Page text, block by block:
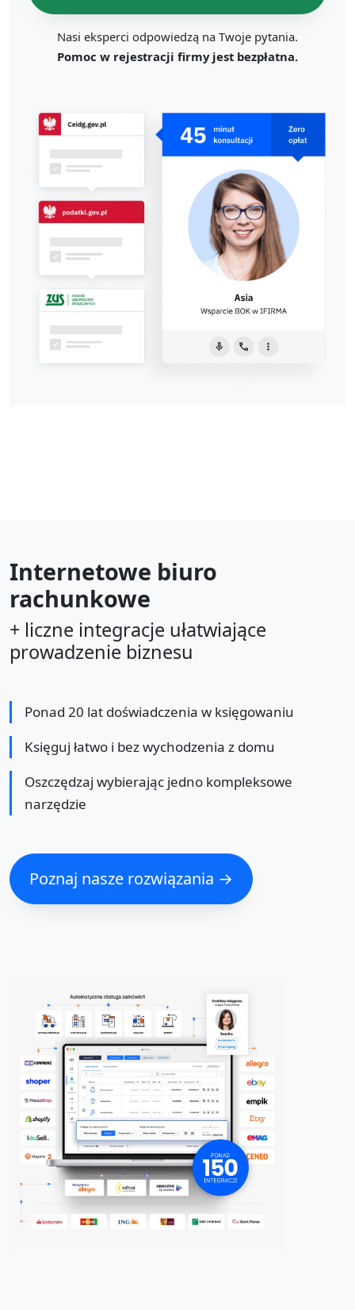
Nasi eksperci odpowiedzą na Twoje pytania.
Pomoc w rejestracji firmy jest bezpłatna.
Internetowe biuro
rachunkowe
+ liczne integracje ułatwiające
prowadzenie biznesu
Ponad 20 lat doświadczenia w księgowaniu
Księguj łatwo i bez wychodzenia z domu
Oszczędzaj wybierając jedno kompleksowe
narzędzie
Poznaj nasze rozwiązania →